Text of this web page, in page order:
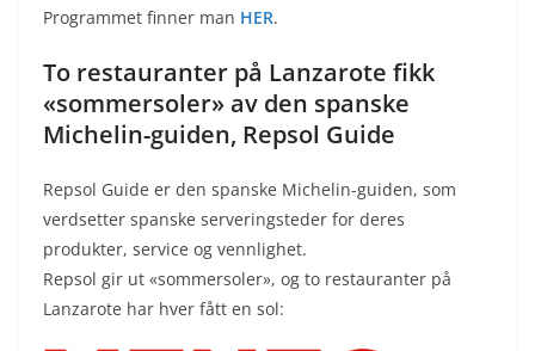
Programmet finner man HER.
To restauranter på Lanzarote fikk
«sommersoler» av den spanske
Michelin-guiden, Repsol Guide
Repsol Guide er den spanske Michelin-guiden, som
verdsetter spanske serveringsteder for deres
produkter, service og vennlighet.
Repsol gir ut «sommersoler», og to restauranter på
Lanzarote har hver fått en sol: